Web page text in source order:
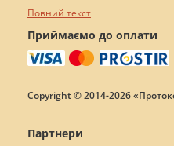
Повний текст
Приймаємо до оплати
Copyright © 2014-2026
Партнери